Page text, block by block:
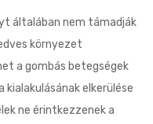
általában nem támadják
környezet
a gombás betegségek
kialakulásának elkerülése
ne érintkezzenek a